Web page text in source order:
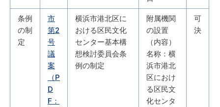
条例
の制
定
市
第2
号
議
案
（P
D
F：
横浜市港北区に
おける区民文化
センター基本構
想検討委員会条
例の制定
附属機関
の設置
（内容）
名称：横
浜市港北
区におけ
る区民文
化センタ
可
決